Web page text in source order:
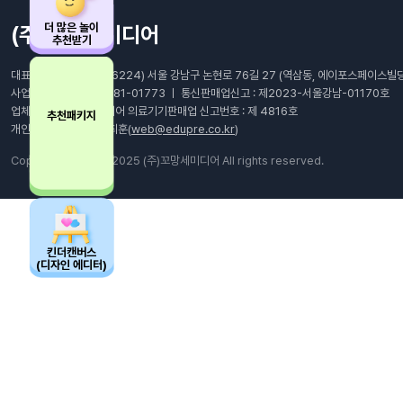
더 많은 놀이
추천받기
추천패키지
킨더캔버스
(디자인 에디터)
(주)꼬망세미디어
대표이사: 최남호 ㅣ (06224) 서울 강남구 논현로 76길 27 (역삼동, 에이포스페이스빌
사업자등록번호 : 105-81-01773 ㅣ 통신판매업신고 : 제2023-서울강남-01170호
업체명 : (주)꼬망세미디어 의료기기판매업 신고번호 : 제 4816호
개인정보관리책임자 : 최훈(web@edupre.co.kr)
Copyright © 1995-2025 (주)꼬망세미디어 All rights reserved.